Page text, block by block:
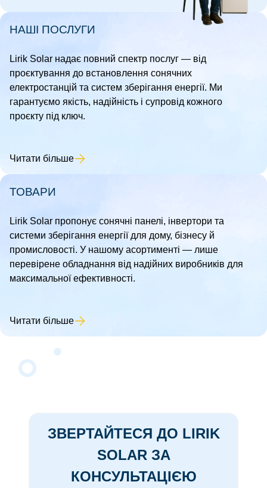
НАШІ ПОСЛУГИ
Lirik Solar надає повний спектр послуг — від
проєктування до встановлення сонячних
електростанцій та систем зберігання енергії. Ми
гарантуємо якість, надійність і супровід кожного
проєкту під ключ.
Читати більше
ТОВАРИ
Lirik Solar пропонує сонячні панелі, інвертори та
системи зберігання енергії для дому, бізнесу й
промисловості. У нашому асортименті — лише
перевірене обладнання від надійних виробників для
максимальної ефективності.
Читати більше
ЗВЕРТАЙТЕСЯ ДО LIRIK
SOLAR ЗА
КОНСУЛЬТАЦІЄЮ